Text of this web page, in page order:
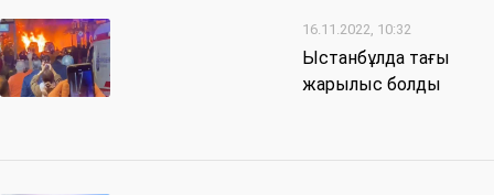
16.11.2022, 10:32
Ыстанбұлда тағы
жарылыс болды